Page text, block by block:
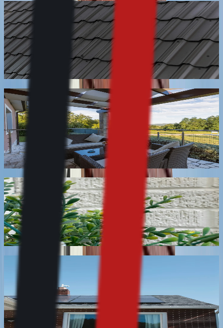
Nettoyage de toiture en zinc et bac acier
Nettoyage de la surface de couverture en zinc ou en
bac acier : oxydation, dépôts blancs, mousses en
recouvrement. Sans produit acide ni chloré, qui
attaquent le métal.
En savoir plus
Nettoyage de terrasse et margelles en pierre
naturelle
Nettoyage des terrasses et margelles en pierre naturelle,
grès ou dalle calcaire, joints compris. Traitement des
taches et du verdissement au contact de l'eau.
En savoir plus
Nettoyage de façade à la chaux
Nettoyage d'entretien des façades en enduit de chaux et
badigeon, sans haute pression et sans produit acide,
deux gestes qui détruisent la couche de finition.
En savoir plus
Nettoyage de toiture avant pose de panneaux
photovoltaïques
Préparation de la couverture avant l'installation d'une
centrale photovoltaïque : dépose des mousses, mise au
propre des zones de fixation, repérage des éléments
dégradés à signaler à l'installateur.